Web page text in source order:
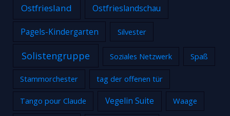
Ostfriesland Ostfrieslandschau
Pagels-Kindergarten Silvester
Solistengruppe Soziales Netzwerk Spaß
Stammorchester tag der offenen tür
Tango pour Claude Vegelin Suite Waage